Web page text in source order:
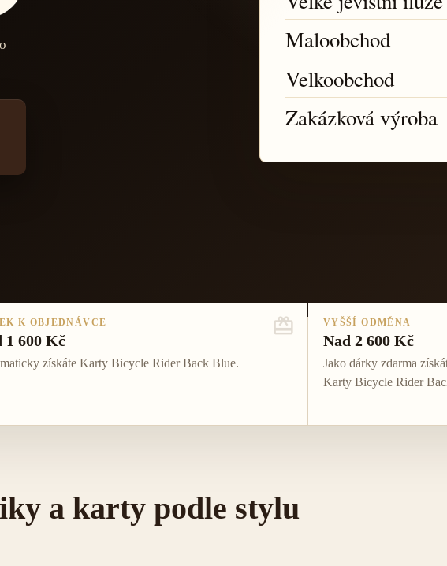
Maloobchod
Velkoobchod
Zakázková výroba
K OBJEDNÁVCE
1 600 Kč
získáte Karty Bicycle Rider Back Blue.
VYŠŠÍ ODMĚNA
Nad 2 600 Kč
Jako dárky zdarma
Karty Bicycle Rider
a karty podle stylu